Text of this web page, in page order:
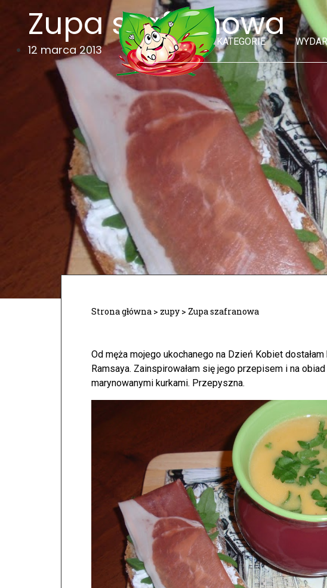
KATEGORIE
Zupa szafranowa
12 marca 2013
Strona główna > zupy > Zupa szafranowa
Od męża mojego ukochanego na Dzień Kobiet
Ramsaya. Zainspirowałam się jego przepisem i na obiad
marynowanymi kurkami. Przepyszna.